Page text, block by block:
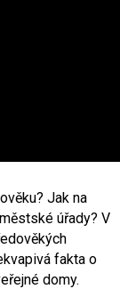
Jak na
úřady? V
fakta o
domy.